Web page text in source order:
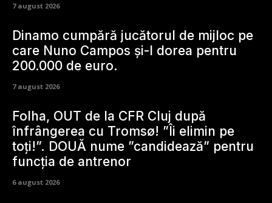
7 august 2026
Dinamo cumpără jucătorul de mijloc pe
care Nuno Campos și-l dorea pentru
200.000 de euro.
7 august 2026
Folha, OUT de la CFR Cluj după
înfrângerea cu Tromsø! ”Îi elimin pe
toți!”. DOUĂ nume ”candidează” pentru
funcția de antrenor
6 august 2026